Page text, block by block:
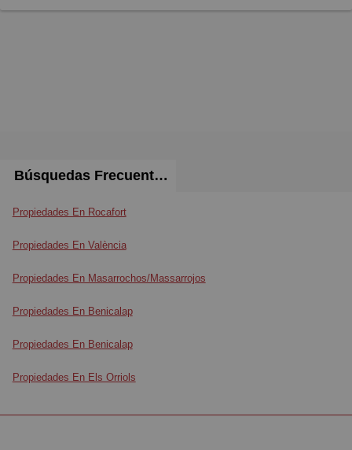
Búsquedas Frecuentes
Propiedades En Rocafort
Propiedades En València
Propiedades En Masarrochos/Massarrojos
Propiedades En Benicalap
Propiedades En Benicalap
Propiedades En Els Orriols